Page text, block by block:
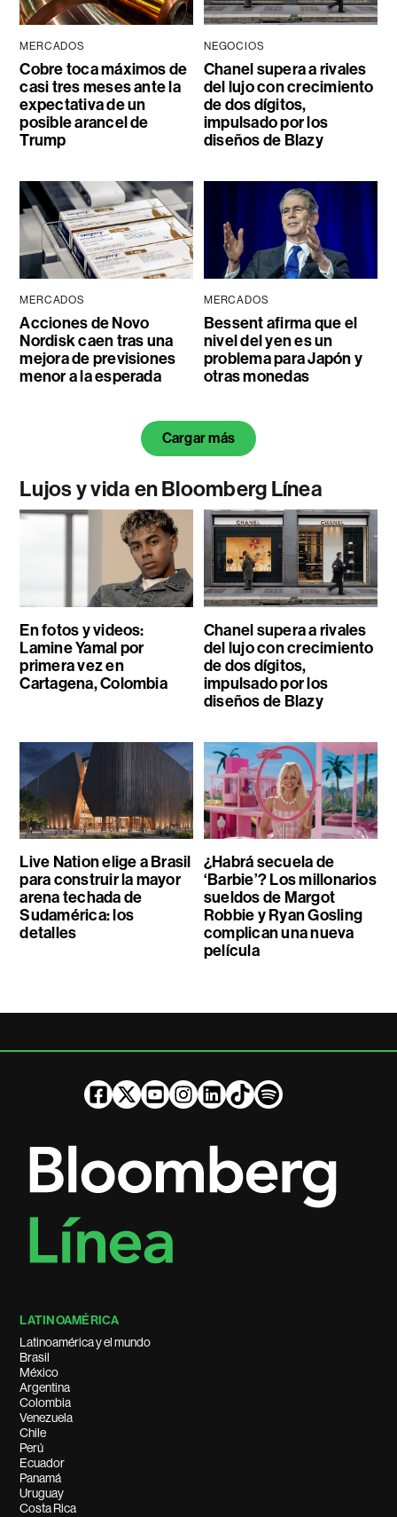
MERCADOS
Cobre toca máximos de
casi tres meses ante la
expectativa de un
posible arancel de
Trump
NEGOCIOS
Chanel supera a rivales
del lujo con crecimiento
de dos dígitos,
impulsado por los
diseños de Blazy
MERCADOS
Acciones de Novo
Nordisk caen tras una
mejora de previsiones
menor a la esperada
MERCADOS
Bessent afirma que el
nivel del yen es un
problema para Japón y
otras monedas
Cargar más
Lujos y vida en Bloomberg Línea
En fotos y videos:
Lamine Yamal por
primera vez en
Cartagena, Colombia
Chanel supera a rivales
del lujo con crecimiento
de dos dígitos,
impulsado por los
diseños de Blazy
Live Nation elige a Brasil
para construir la mayor
arena techada de
Sudamérica: los
detalles
¿Habrá secuela de
‘Barbie’? Los millonarios
sueldos de Margot
Robbie y Ryan Gosling
complican una nueva
película
LATINOAMÉRICA
Latinoamérica y el mundo
Brasil
México
Argentina
Colombia
Venezuela
Chile
Perú
Ecuador
Panamá
Uruguay
Costa Rica